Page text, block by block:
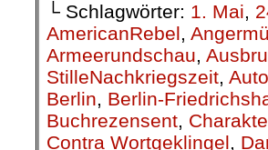
└ Schlagwörter: 1. Mai,
AmericanRebel,
Armeerundschau,
StilleNachkriegszeit,
Berlin, Berlin-
Buchrezensent,
Contra Wortgeklingel,